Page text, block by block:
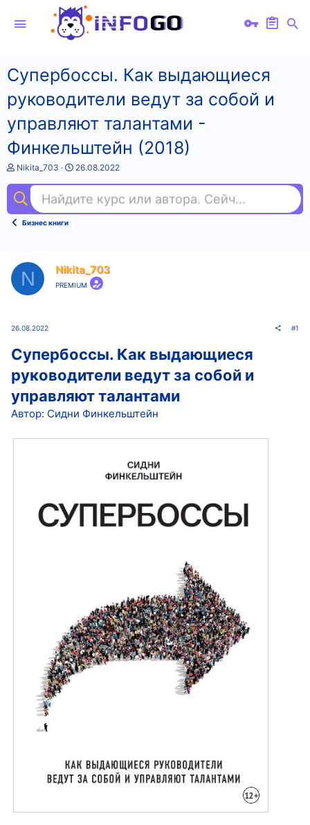
Супербоссы. Как выдающиеся
руководители ведут за собой и
управляют талантами -
Финкельштейн (2018)
А
т
о
т
Nikita_703
Д
а
н
а
26.08.2022
Найдите курс или автора. Сейчас ищут
Бизнес книги
N Nikita_703
PREMIUM
26.08.2022 #1
Супербоссы. Как выдающиеся
руководители ведут за собой и
управляют талантами
Автор: Сидни Финкельштейн